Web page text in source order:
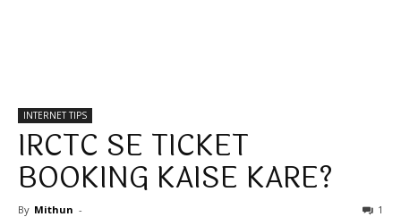
INTERNET TIPS
IRCTC SE TICKET
BOOKING KAISE KARE?
By Mithun - 1